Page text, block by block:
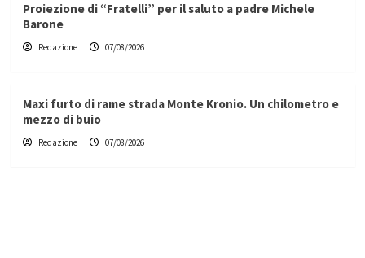
Proiezione di “Fratelli” per il saluto a padre Michele
Barone
Redazione 07/08/2026
Maxi furto di rame strada Monte Kronio. Un chilometro e
mezzo di buio
Redazione 07/08/2026